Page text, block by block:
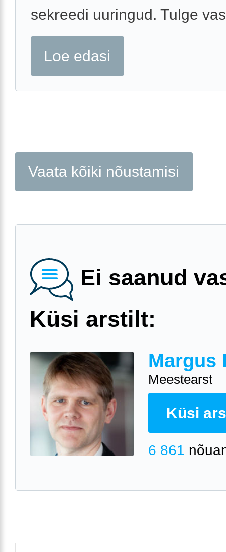
sekreedi uuringud. Tulge
Loe edasi
Vaata kõiki nõustamisi
Ei saanud
Küsi arstilt:
Margus
Meestearst
Küsi
6 861